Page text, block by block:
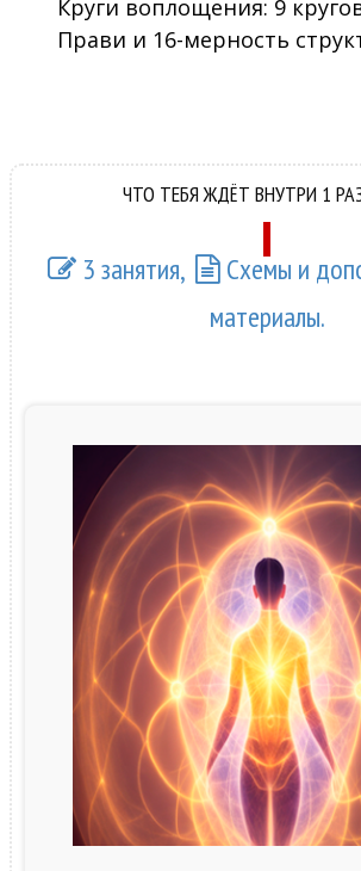
Круги воплощения: 9
Прави и 16-мерность
ЧТО ТЕБЯ ЖДЁТ ВНУТРИ 1
3 занятия,
Схемы и
материалы.